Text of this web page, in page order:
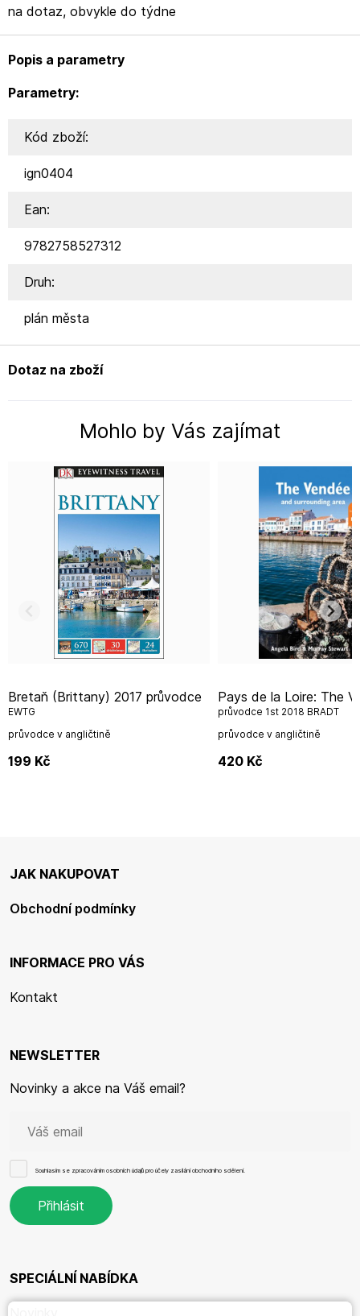
na dotaz, obvykle do týdne
Popis a parametry
Parametry:
Kód zboží:
ign0404
Ean:
9782758527312
Druh:
plán města
Dotaz na zboží
Mohlo by Vás zajímat
Bretaň (Brittany) 2017 průvodce
EWTG
průvodce v angličtině
199 Kč
Pays de la Loire: The Vendée
průvodce 1st 2018 BRADT
průvodce v angličtině
420 Kč
JAK NAKUPOVAT
Obchodní podmínky
INFORMACE PRO VÁS
Kontakt
NEWSLETTER
Novinky a akce na Váš email?
Souhlasím se zpracováním osobních údajů pro účely zasílání obchodního sdělení.
SPECIÁLNÍ NABÍDKA